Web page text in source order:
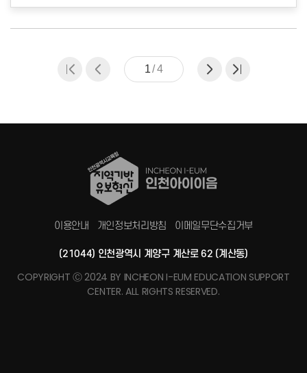
1/4
이용안내 개인정보처리방침 이메일무단수집거부
(21044) 인천광역시 계양구 계산로 62 (계산동)
COPYRIGHT Ⓒ 2024 BY INCHEON I-EUM EDUCATION SUPPORT
CENTER. ALL RIGHTS RESERVED.